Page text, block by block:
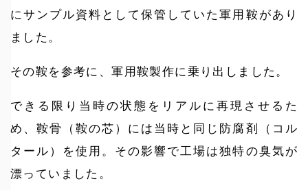
にサンプル資料として保管していた軍用鞍があり
ました。
その鞍を参考に、軍用鞍製作に乗り出しました。
できる限り当時の状態をリアルに再現させるた
め、鞍骨（鞍の芯）には当時と同じ防腐剤（コル
タール）を使用。その影響で工場は独特の臭気が
漂っていました。